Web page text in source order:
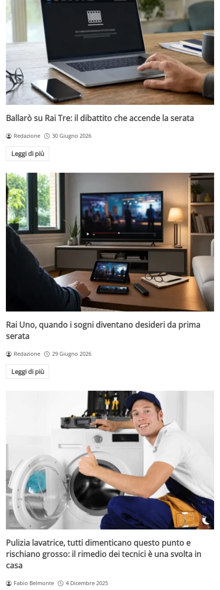
Ballarò su Rai Tre: il dibattito che accende la serata
Redazione 30 Giugno 2026
Leggi di più
Rai Uno, quando i sogni diventano desideri da prima
serata
Redazione 29 Giugno 2026
Leggi di più
Pulizia lavatrice, tutti dimenticano questo punto e
rischiano grosso: il rimedio dei tecnici è una svolta in
casa
Fabio Belmonte 4 Dicembre 2025